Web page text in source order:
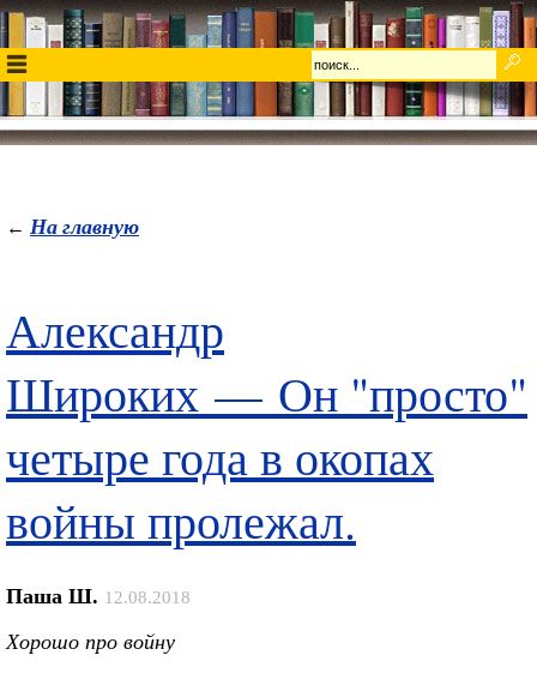
← На главную
Александр
Широких — Он "просто"
четыре года в окопах
войны пролежал.
Паша Ш. 12.08.2018
Хорошо про войну